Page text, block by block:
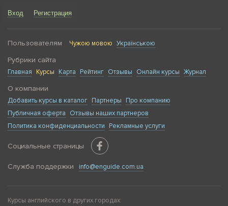
Вход Регистрация
Пользователям Чужою мовою Українською
Рубрики сайта
Главная Курсы Карта Рейтинг Отзывы Онлайн курсы Журнал
О компании
Добавить курсы в каталог Партнеры
Про компанию
Публичная оферта
Отзывы наших партнеров
Политика конфиденциальности
Рекламные услуги
Социальные страницы
Служба поддержки info@enguide.com.ua
Курсы английского в других городах: